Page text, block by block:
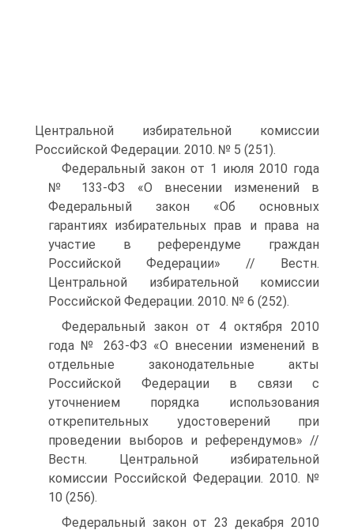
Центральной избирательной комиссии
Российской Федерации. 2010. № 5 (251).
Федеральный закон от 1 июля 2010 года
№ 133-ФЗ «О внесении изменений в
Федеральный закон «Об основных
гарантиях избирательных прав и права на
участие в референдуме граждан
Российской Федерации» // Вестн.
Центральной избирательной комиссии
Российской Федерации. 2010. № 6 (252).
Федеральный закон от 4 октября 2010
года № 263-ФЗ «О внесении изменений в
отдельные законодательные акты
Российской Федерации в связи с
уточнением порядка использования
открепительных удостоверений при
проведении выборов и референдумов» //
Вестн. Центральной избирательной
комиссии Российской Федерации. 2010. №
10 (256).
Федеральный закон от 23 декабря 2010